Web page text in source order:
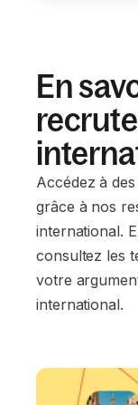
En
Accédez à
grâce à nos
international.
consultez les
votre
international.